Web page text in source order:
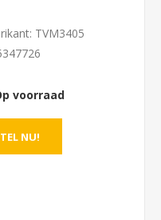
TVM3405
voorraad